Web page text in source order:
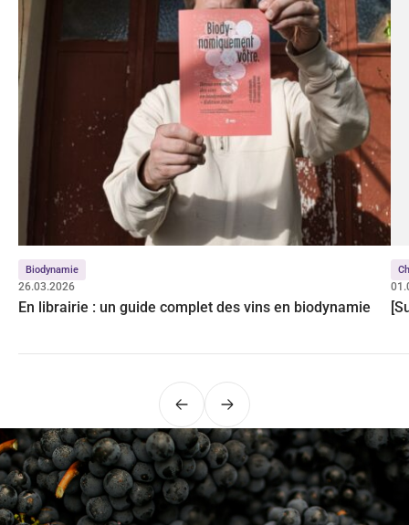
Biodynamie
26.03.2026
En librairie : un guide complet des vins en biodynamie
PrécédentSuivant